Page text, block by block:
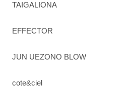
TAIGALIONA
EFFECTOR
JUN UEZONO BLOW
cote&ciel